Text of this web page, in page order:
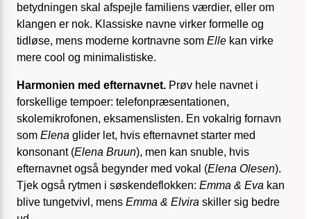
betydningen skal afspejle familiens værdier, eller om
klangen er nok. Klassiske navne virker formelle og
tidløse, mens moderne kortnavne som Elle kan virke
mere cool og minimalistiske.
Harmonien med efternavnet. Prøv hele navnet i
forskellige tempoer: telefonpræsentationen,
skolemikrofonen, eksamenslisten. En vokalrig fornavn
som Elena glider let, hvis efternavnet starter med
konsonant (Elena Bruun), men kan snuble, hvis
efternavnet også begynder med vokal (Elena Olesen).
Tjek også rytmen i søskendeflokken: Emma & Eva kan
blive tungetvivl, mens Emma & Elvira skiller sig bedre